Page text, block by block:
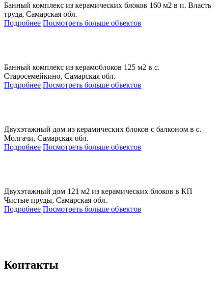
Банный комплекс из керамических блоков 160 м2 в п. Власть
труда, Самарская обл.
Подробнее Посмотреть больше объектов
Банный комплекс из керамоблоков 125 м2 в с.
Старосемейкино, Самарская обл.
Подробнее Посмотреть больше объектов
Двухэтажный дом из керамических блоков с балконом в с.
Молгачи, Самарская обл.
Подробнее Посмотреть больше объектов
Двухэтажный дом 121 м2 из керамических блоков в КП
Чистые пруды, Самарская обл.
Подробнее Посмотреть больше объектов
Контакты